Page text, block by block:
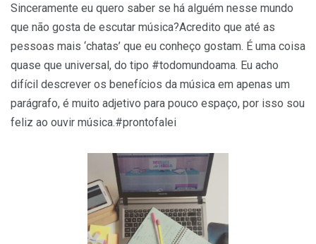
Sinceramente eu quero saber se há alguém nesse mundo
que não gosta de escutar música?Acredito que até as
pessoas mais ‘chatas’ que eu conheço gostam. É uma coisa
quase que universal, do tipo #todomundoama. Eu acho
difícil descrever os benefícios da música em apenas um
parágrafo, é muito adjetivo para pouco espaço, por isso sou
feliz ao ouvir música.#prontofalei